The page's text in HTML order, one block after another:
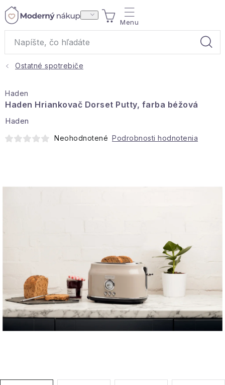
Prejsť
obsah
NÁKUPNÝ
KOŠÍK
Akcie a výpredaj
Darčeky
Bytové vône
Zdravie a krása
Šport a outdoor
Pre deti
Ostatné spotrebiče
Haden
Haden Hriankovač Dorset Putty, farba béžová
Haden
Neohodnotené Podrobnosti hodnotenia